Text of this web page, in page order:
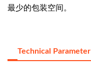
最少的包装空间。
Technical Parameter